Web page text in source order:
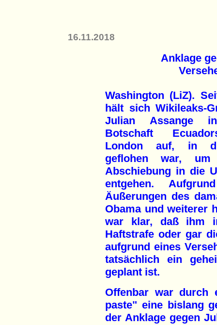
16.11.2018
Anklage
Washington (LiZ).
hält sich Wikileaks-
Julian Assange
Botschaft
London auf, in
geflohen war, um
Abschiebung in die
entgehen.
Äußerungen des
Obama und weiterer
war klar, daß ihm
Haftstrafe oder gar
aufgrund eines
tatsächlich ein
geplant ist.
Offenbar war durch
paste" eine bislang
der Anklage gegen